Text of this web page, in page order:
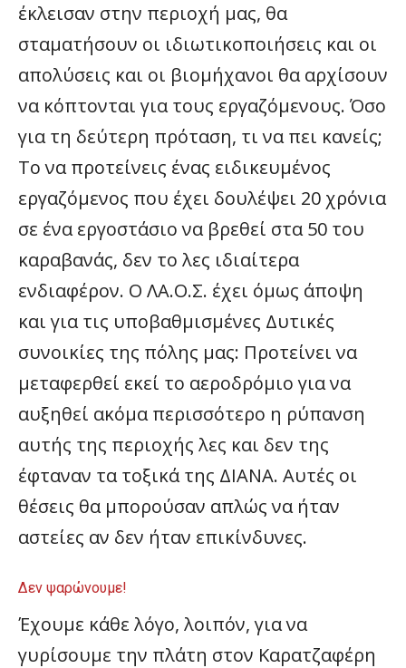
έκλεισαν στην περιοχή μας, θα
σταματήσουν οι ιδιωτικοποιήσεις και οι
απολύσεις και οι βιομήχανοι θα αρχίσουν
να κόπτονται για τους εργαζόμενους. Όσο
για τη δεύτερη πρόταση, τι να πει κανείς;
Το να προτείνεις ένας ειδικευμένος
εργαζόμενος που έχει δουλέψει 20 χρόνια
σε ένα εργοστάσιο να βρεθεί στα 50 του
καραβανάς, δεν το λες ιδιαίτερα
ενδιαφέρον. Ο ΛΑ.Ο.Σ. έχει όμως άποψη
και για τις υποβαθμισμένες Δυτικές
συνοικίες της πόλης μας: Προτείνει να
μεταφερθεί εκεί το αεροδρόμιο για να
αυξηθεί ακόμα περισσότερο η ρύπανση
αυτής της περιοχής λες και δεν της
έφταναν τα τοξικά της ΔΙΑΝΑ. Αυτές οι
θέσεις θα μπορούσαν απλώς να ήταν
αστείες αν δεν ήταν επικίνδυνες.
Δεν ψαρώνουμε!
Έχουμε κάθε λόγο, λοιπόν, για να
γυρίσουμε την πλάτη στον Καρατζαφέρη